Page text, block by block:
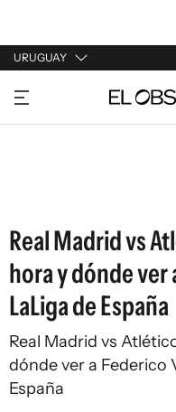
URUGUAY
URUGUAY
ARGENTINA
Real Madrid vs
hora y dónde ver
LaLiga de España
Real Madrid vs
dónde ver a Federico
España